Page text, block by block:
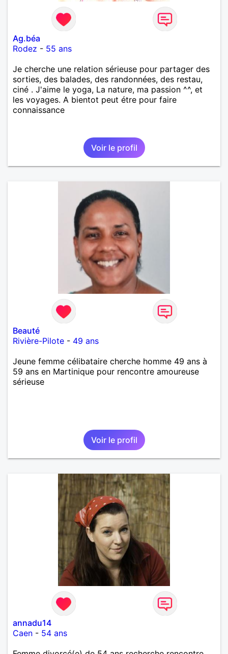
Ag.béa
Rodez - 55 ans
Je cherche une relation sérieuse pour partager des
sorties, des balades, des randonnées, des restau,
ciné . J'aime le yoga, La nature, ma passion ^^, et
les voyages. A bientot peut étre pour faire
connaissance
Voir le profil
Beauté
Rivière-Pilote - 49 ans
Jeune femme célibataire cherche homme 49 ans à
59 ans en Martinique pour rencontre amoureuse
sérieuse
Voir le profil
annadu14
Caen - 54 ans